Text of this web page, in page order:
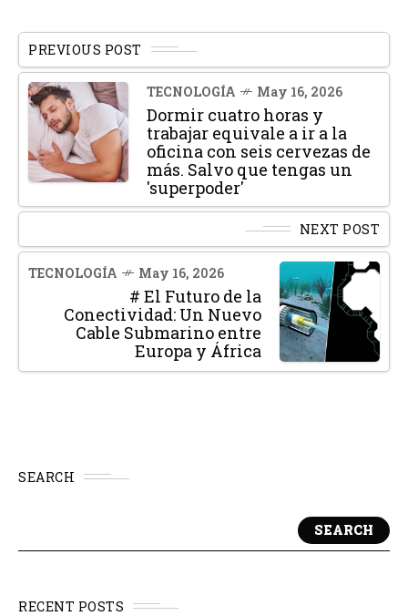
PREVIOUS POST
TECNOLOGÍA May 16, 2026
Dormir cuatro horas y
trabajar equivale a ir a la
oficina con seis cervezas de
más. Salvo que tengas un
'superpoder'
NEXT POST
TECNOLOGÍA May 16, 2026
# El Futuro de la
Conectividad: Un Nuevo
Cable Submarino entre
Europa y África
SEARCH
SEARCH
RECENT POSTS